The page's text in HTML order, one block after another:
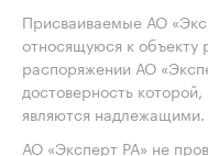
Присваиваемые АО
относящуюся к объекту
распоряжении АО
достоверность
являются надлежащими.
АО «Эксперт РА» не